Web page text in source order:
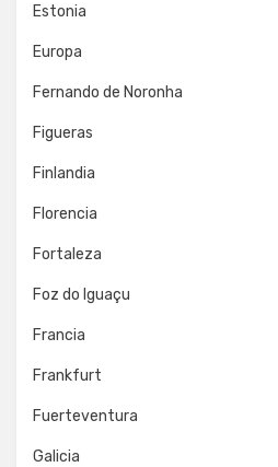
Estonia
Europa
Fernando de Noronha
Figueras
Finlandia
Florencia
Fortaleza
Foz do Iguaçu
Francia
Frankfurt
Fuerteventura
Galicia